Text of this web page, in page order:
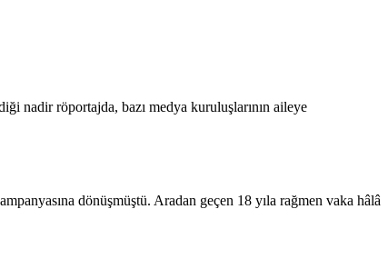
nadir röportajda, bazı medya kuruluşlarının aileye
dönüşmüştü. Aradan geçen 18 yıla rağmen vaka hâlâ